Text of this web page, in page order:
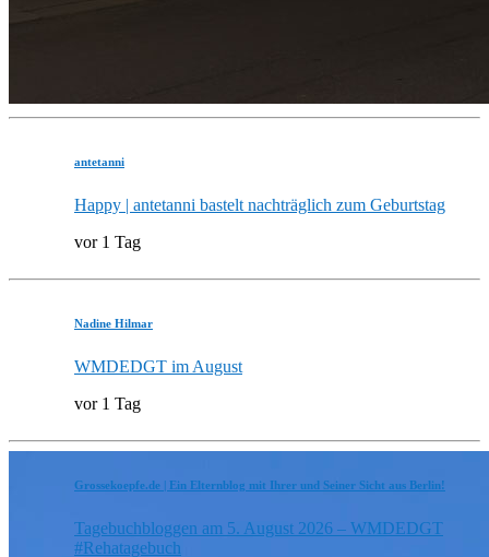
antetanni
Happy | antetanni bastelt nachträglich zum Geburtstag
vor 1 Tag
Nadine Hilmar
WMDEDGT im August
vor 1 Tag
Grossekoepfe.de | Ein Elternblog mit Ihrer und Seiner Sicht aus Berlin!
Tagebuchbloggen am 5. August 2026 – WMDEDGT
#Rehatagebuch